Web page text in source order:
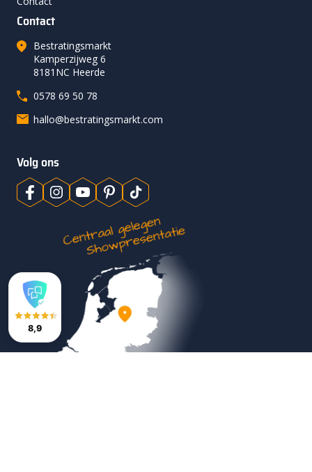
Contact
Bestratingsmarkt
Kamperzijweg 6
8181NC Heerde
0578 69 50 78
hallo@bestratingsmarkt.com
Volg ons
8,9